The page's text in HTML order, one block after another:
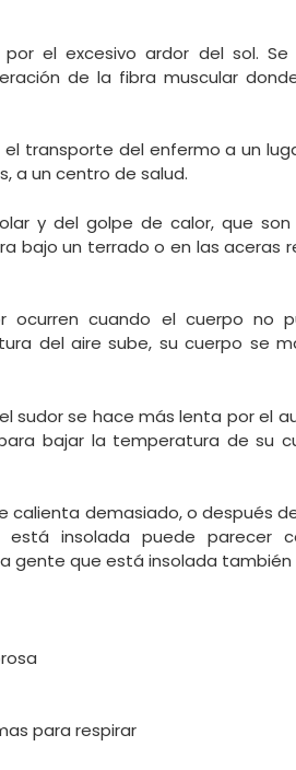
el excesivo ardor del sol.
de la fibra muscular
transporte del enfermo a un
a un centro de salud.
y del golpe de calor, que son
bajo un terrado o en las aceras
ocurren cuando el cuerpo no
del aire sube, su cuerpo se
sudor se hace más lenta por el
bajar la temperatura de su
calienta demasiado, o después
insolada puede parecer
gente que está insolada
para respirar